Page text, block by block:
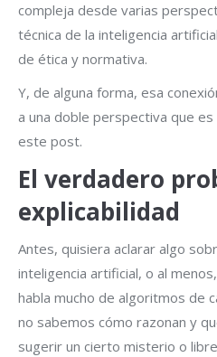
compleja desde varias
técnica de la inteligencia
de ética y normativa.
Y, de alguna forma, esa
a una doble perspectiva que
este post.
El verdadero
explicabilidad
Antes, quisiera aclarar algo
inteligencia artificial, o al
habla mucho de algoritmos de
no sabemos cómo razonan y
sugerir un cierto misterio o